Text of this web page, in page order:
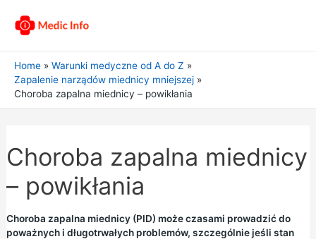
Home
Warunki medyczne od A do Z
Zapalenie narządów miednicy mniejszej
Choroba zapalna miednicy – powikłania
Choroba zapalna miednicy
– powikłania
Choroba zapalna miednicy (PID) może czasami prowadzić do
poważnych i długotrwałych problemów, szczególnie jeśli stan